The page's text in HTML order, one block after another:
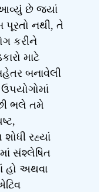
આવ્યું છે જ્યાં
નથી, તે
કરીને
માટે
બનાવેલી
ભલે તમે
રહ્યાં
સંશ્લેષિત
હો અથવા